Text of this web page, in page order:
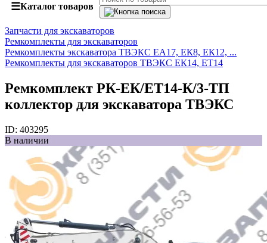
☰Каталог товаров
Запчасти для экскаваторов
Ремкомплекты для экскаваторов
Ремкомплекты экскаватора ТВЭКС ЕА17, ЕК8, ЕК12, ...
Ремкомплекты для экскаваторов ТВЭКС ЕК14, ЕТ14
Ремкомплект РК-ЕК/ЕТ14-К/3-ТП
коллектор для экскаватора ТВЭКС
ID: 403295
В наличии